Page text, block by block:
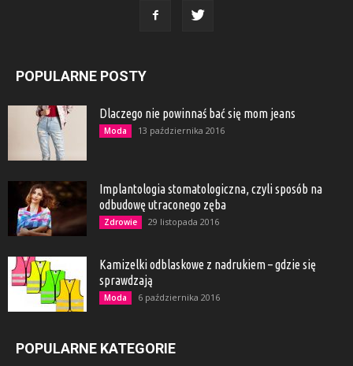
POPULARNE POSTY
Dlaczego nie powinnaś bać się mom jeans
Moda 13 października 2016
Implantologia stomatologiczna, czyli sposób na
odbudowę utraconego zęba
Zdrowie 29 listopada 2016
Kamizelki odblaskowe z nadrukiem – gdzie się
sprawdzają
Moda 6 października 2016
POPULARNE KATEGORIE